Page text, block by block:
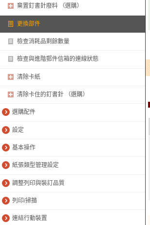
棄置釘書針廢料 （選購）
更換部件
檢查消耗品剩餘數量
檢查與進階郵件信箱的連線狀態
清除卡紙
清除卡住的釘書針 （選購）
選購配件
設定
基本操作
紙張類型管理設定
調整列印與裝訂品質
列印/掃描
連結行動裝置